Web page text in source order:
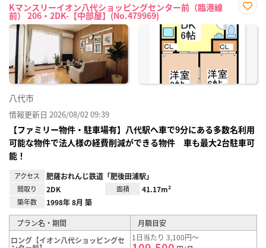
Kマンスリーイオン八代ショッピングセンター前（臨港線
前） 206・2DK-【中部屋】(No.479969)
に入
八代市
情報更新日 2026/08/02 09:39
【ファミリー物件・駐車場有】八代駅へ車で9分にある多数名利用
可能な物件で法人様の経費削減ができる物件 車も最大2台駐車可
能！
アクセス 肥薩おれんじ鉄道「肥後田浦駅」
間取り 2DK 面積 41.17m²
築年数 1998年 8月 築
プラン名・期間
月額目安
ロング【イオン八代ショッピングセ
1日当たり 3,100円～